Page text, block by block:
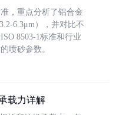
，重点分析了铝合金
6.3μm），并对比不
8503-1标准和行业
喷砂参数。
载力详解